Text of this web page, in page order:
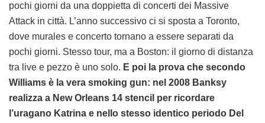
pochi giorni da una doppietta di concerti dei Massive
Attack in città. L’anno successivo ci si sposta a Toronto,
dove murales e concerto tornano a essere separati da
pochi giorni. Stesso tour, ma a Boston: il giorno di distanza
tra live e pezzo è uno solo. E poi la prova che secondo
Williams è la vera smoking gun: nel 2008 Banksy
realizza a New Orleans 14 stencil per ricordare
l’uragano Katrina e nello stesso identico periodo Del